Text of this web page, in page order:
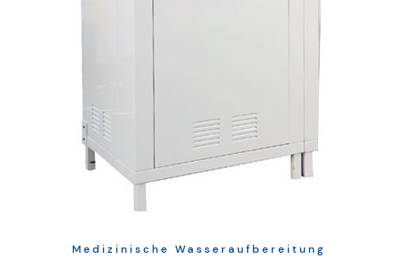
Medizinische Wasseraufbereitung